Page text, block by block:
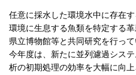
任意に採水した環境水中に存在
環境に生息する魚類を特定する
県立博物館等と共同研究を行って
今年度は、新たに並列濾過シス
析の初期処理の効率を大幅に向